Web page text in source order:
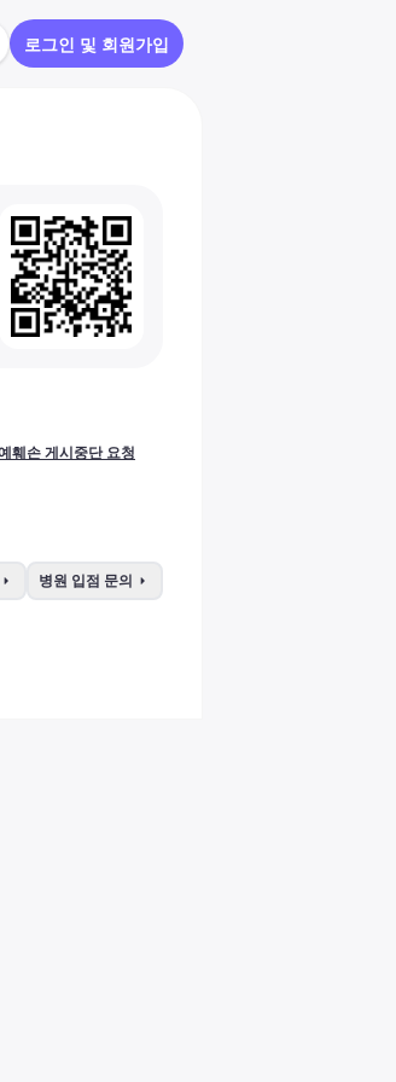
로그인 및 회원가입
훼손 게시중단 요청
arrow_right 병원 입점 문의 arrow_right